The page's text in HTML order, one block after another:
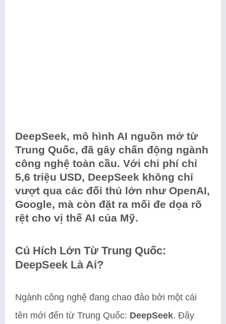
DeepSeek, mô hình AI nguồn mở từ
Trung Quốc, đã gây chấn động ngành
công nghệ toàn cầu. Với chi phí chỉ
5,6 triệu USD, DeepSeek không chỉ
vượt qua các đối thủ lớn như OpenAI,
Google, mà còn đặt ra mối đe dọa rõ
rệt cho vị thế AI của Mỹ.
Cú Hích Lớn Từ Trung Quốc:
DeepSeek Là Ai?
Ngành công nghệ đang chao đảo bởi một cái
tên mới đến từ Trung Quốc: DeepSeek. Đây